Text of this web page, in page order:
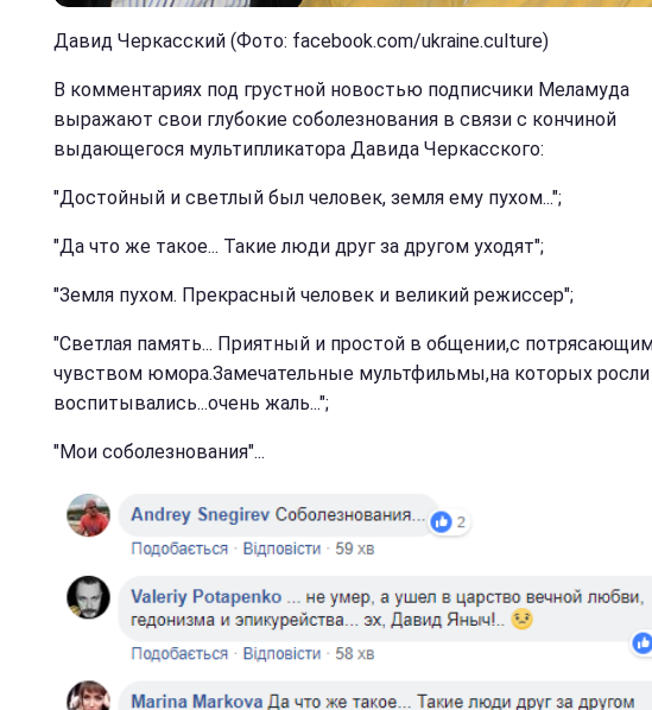
Давид Черкасский (Фото: facebook.com/ukraine.culture)
В комментариях под грустной новостью подписчики Меламуда
выражают свои глубокие соболезнования в связи с кончиной
выдающегося мультипликатора Давида Черкасского:
"Достойный и светлый был человек, земля ему пухом...";
"Да что же такое... Такие люди друг за другом уходят";
"Земля пухом. Прекрасный человек и великий режиссер";
"Светлая память... Приятный и простой в общении,с
чувством юмора.Замечательные мультфильмы,на которых
воспитывались...очень жаль...";
"Мои соболезнования"...